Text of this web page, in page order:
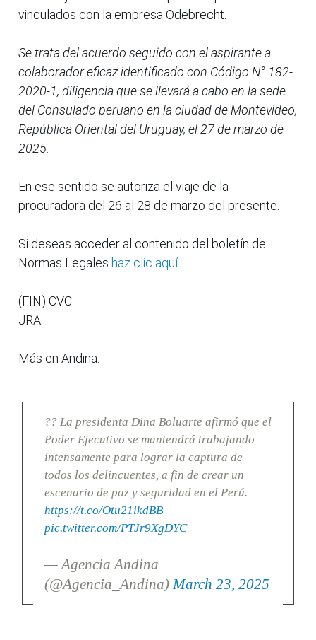
vinculados con la empresa Odebrecht.
Se trata del acuerdo seguido con el aspirante a
colaborador eficaz identificado con Código N° 182-
2020-1, diligencia que se llevará a cabo en la sede
del Consulado peruano en la ciudad de Montevideo,
República Oriental del Uruguay, el 27 de marzo de
2025.
En ese sentido se autoriza el viaje de la
procuradora del 26 al 28 de marzo del presente.
Si deseas acceder al contenido del boletín de
Normas Legales haz clic aquí.
(FIN) CVC
JRA
Más en Andina:
?? La presidenta Dina Boluarte afirmó que el
Poder Ejecutivo se mantendrá trabajando
intensamente para lograr la captura de
todos los delincuentes, a fin de crear un
escenario de paz y seguridad en el Perú.
https://t.co/Otu21ikdBB
pic.twitter.com/PTJr9XgDYC
— Agencia Andina
(@Agencia_Andina) March 23, 2025